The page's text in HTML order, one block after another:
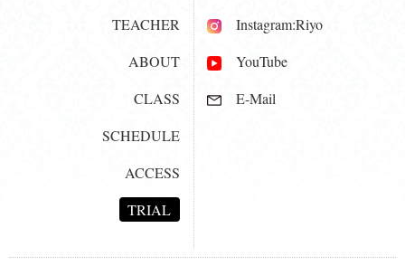
TEACHER
ABOUT
CLASS
SCHEDULE
ACCESS
TRIAL
Instagram:Riyo
YouTube
E-Mail